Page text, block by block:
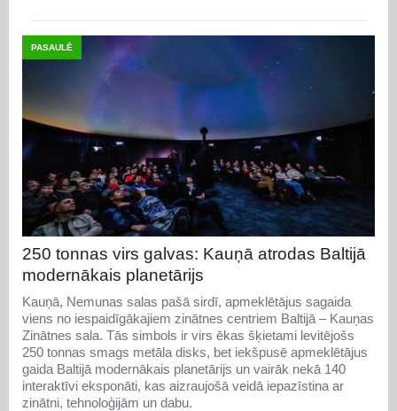
PASAULĒ
250 tonnas virs galvas: Kauņā atrodas Baltijā
modernākais planetārijs
Kauņā, Nemunas salas pašā sirdī, apmeklētājus sagaida
viens no iespaidīgākajiem zinātnes centriem Baltijā – Kauņas
Zinātnes sala. Tās simbols ir virs ēkas šķietami levitējošs
250 tonnas smags metāla disks, bet iekšpusē apmeklētājus
gaida Baltijā modernākais planetārijs un vairāk nekā 140
interaktīvi eksponāti, kas aizraujošā veidā iepazīstina ar
zinātni, tehnoloģijām un dabu.